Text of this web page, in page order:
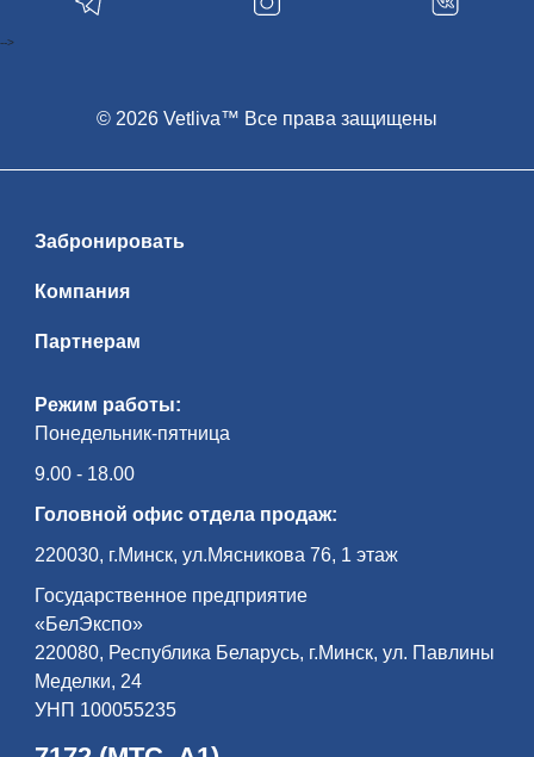
Режим работы:
Понедельник-пятница
9.00 - 18.00
Головной офис отдела продаж:
220030, г.Минск, ул.Мясникова 76, 1 этаж
Государственное предприятие
«БелЭкспо»
220080, Республика Беларусь, г.Минск, ул. Павлины
Меделки, 24
УНП 100055235
Забронировать
Компания
Партнерам
© 2026 Vetliva™ Все права защищены
-->